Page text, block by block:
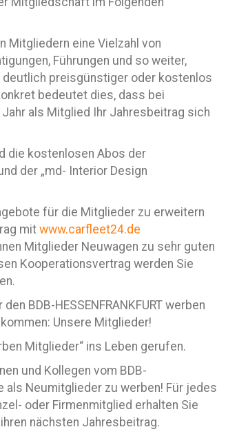
Mitgliedern eine Vielzahl von
Führungen und so weiter,
preisgünstiger oder kostenlos
bedeutet dies, dass bei
als Mitglied Ihr Jahresbeitrag sich
die kostenlosen Abos der
der „md- Interior Design
für die Mitglieder zu erweitern
mitwww.carfleet24.de
Mitglieder Neuwagen zu sehr guten
Kooperationsvertrag werden Sie
BDB-HESSENFRANKFURT werben
Unsere Mitglieder!
Mitglieder“ ins Leben gerufen.
und Kollegen vom BDB-
als Neumitglieder zu werben! Für jedes
oder Firmenmitglied erhalten Sie
nächsten Jahresbeitrag.